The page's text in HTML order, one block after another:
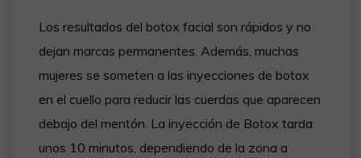
Los resultados del botox facial son rápidos y no
dejan marcas permanentes. Además, muchas
mujeres se someten a las inyecciones de botox
en el cuello para reducir las cuerdas que aparecen
debajo del mentón. La inyección de Botox tarda
unos 10 minutos, dependiendo de la zona a